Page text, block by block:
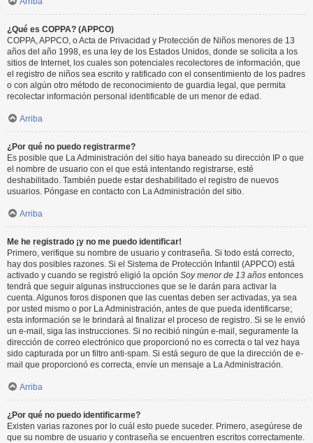
¿Qué es COPPA? (APPCO)
COPPA, APPCO, o Acta de Privacidad y Protección de Niños menores de 13
años del año 1998, es una ley de los Estados Unidos, donde se solicita a los
sitios de Internet, los cuales son potenciales recolectores de información, que
el registro de niños sea escrito y ratificado con el consentimiento de los padres
o con algún otro método de reconocimiento de guardia legal, que permita
recolectar información personal identificable de un menor de edad.
Arriba
¿Por qué no puedo registrarme?
Es posible que La Administración del sitio haya baneado su dirección IP o que
el nombre de usuario con el que está intentando registrarse, esté
deshabilitado. También puede estar deshabilitado el registro de nuevos
usuarios. Póngase en contacto con La Administración del sitio.
Arriba
Me he registrado ¡y no me puedo identificar!
Primero, verifique su nombre de usuario y contraseña. Si todo está correcto,
hay dos posibles razones. Si el Sistema de Protección Infantil (APPCO) está
activado y cuando se registró eligió la opción Soy menor de 13 años entonces
tendrá que seguir algunas instrucciones que se le darán para activar la
cuenta. Algunos foros disponen que las cuentas deben ser activadas, ya sea
por usted mismo o por La Administración, antes de que pueda identificarse;
esta información se le brindará al finalizar el proceso de registro. Si se le envió
un e-mail, siga las instrucciones. Si no recibió ningún e-mail, seguramente la
dirección de correo electrónico que proporcionó no es correcta o tal vez haya
sido capturada por un filtro anti-spam. Si está seguro de que la dirección de e-
mail que proporcionó es correcta, envíe un mensaje a La Administración.
Arriba
¿Por qué no puedo identificarme?
Existen varias razones por lo cuál esto puede suceder. Primero, asegúrese de
que su nombre de usuario y contraseña se encuentren escritos correctamente.